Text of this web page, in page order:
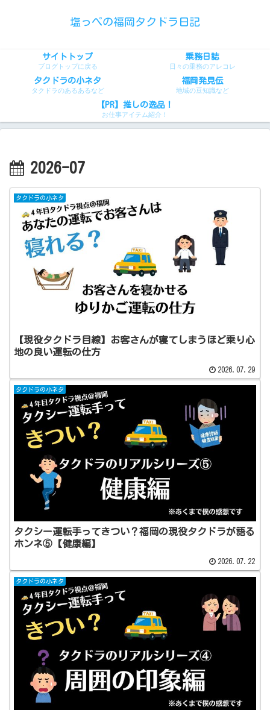
塩っぺの福岡タクドラ日記
サイトトップ
ブログトップに戻る
乗務日誌
日々の乗務のアレコレ
タクドラの小ネタ
タクドラのあるあるなど
福岡発見伝
地域の豆知識など
【PR】推しの逸品！
お仕事アイテム紹介！
2026-07
タクドラの小ネタ
【現役タクドラ目線】お客さんが寝てしまうほど乗り心
地の良い運転の仕方
2026.07.29
タクドラの小ネタ
タクシー運転手ってきつい？福岡の現役タクドラが語る
ホンネ⑤【健康編】
2026.07.22
タクドラの小ネタ